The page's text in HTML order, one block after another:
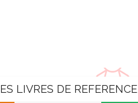
LIVRES DE REFERENCE